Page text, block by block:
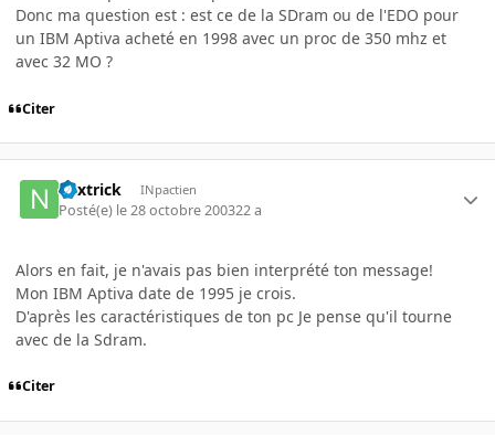
Donc ma question est : est ce de la SDram ou de l'EDO pour
un IBM Aptiva acheté en 1998 avec un proc de 350 mhz et
avec 32 MO ?
Citer
nextrick INpactien
Posté(e) le 28 octobre 200322 a
Alors en fait, je n'avais pas bien interprété ton message!
Mon IBM Aptiva date de 1995 je crois.
D'après les caractéristiques de ton pc Je pense qu'il tourne
avec de la Sdram.
Citer